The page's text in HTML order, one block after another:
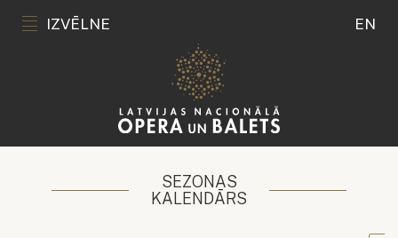
IZVĒLNE EN
SEZONAS
KALENDĀRS